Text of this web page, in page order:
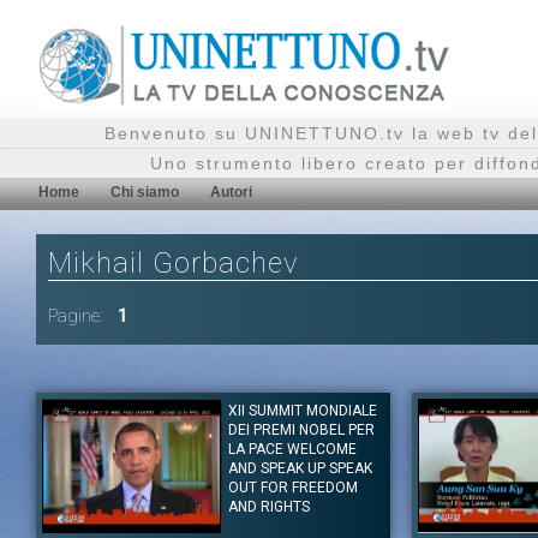
Benvenuto su UNINETTUNO.tv la web tv
Uno strumento libero creato per
Home Chi siamo Autori
Mikhail Gorbachev
Pagine: 1
XII SUMMIT MONDIALE
DEI PREMI NOBEL PER
LA PACE WELCOME
AND SPEAK UP SPEAK
OUT FOR FREEDOM
AND RIGHTS